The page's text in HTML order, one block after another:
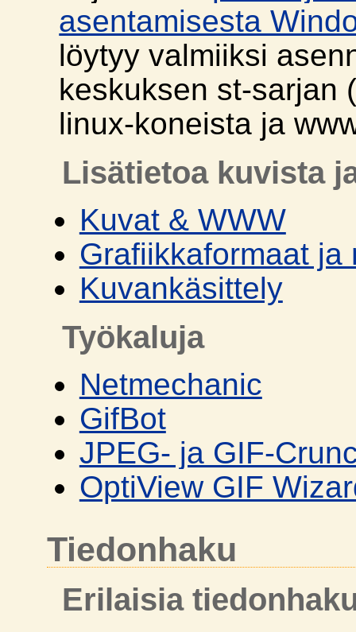
asentamisesta
löytyy valmiiksi
keskuksen st-sarjan
linux-koneista ja
Lisätietoa kuvista
Kuvat & WWW
Grafiikkaformaat ja
Kuvankäsittely
Työkaluja
Netmechanic
GifBot
JPEG- ja GIF-
OptiView GIF
Tiedonhaku
Erilaisia